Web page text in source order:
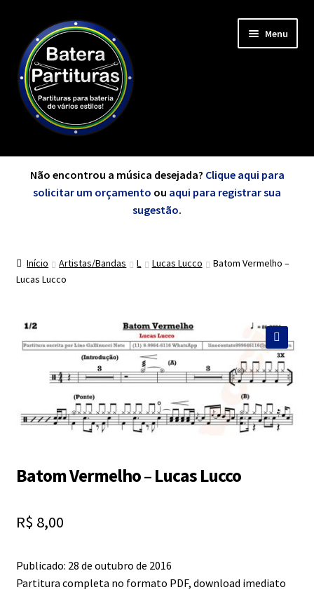
para
navegação
para
o
conteúdo
Menu
Cursos
menu
Contato
menu
Dúvidas
Mapa do site
Não encontrou a música desejada? Clique aqui para
solicitar um orçamento ou aqui para registrar sua
sugestão.
Início Artistas/Bandas L Lucas Lucco
Batom Vermelho –
Lucas Lucco
🔍
Batom Vermelho – Lucas Lucco
R$ 8,00
Publicado: 28 de outubro de 2016
Partitura completa no formato PDF, download imediato